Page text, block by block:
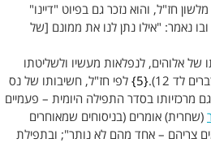
חז"ל, והוא נזכר גם בפיוט "דיינו"
נאמר: "אילו נתן לנו את ממונם [של
אלוהים, לנפלאות מעשיו ולשליטתו
לד 12).
5 לפי חז"ל, חשיבותו של נס
גם מרכזיותו בסדר התפילה היומית – פעמיים
(שחרית) אומרים (בניסוחים שמאוחרים
צריהם – אחד מהם לא נותר"; ובתפילת